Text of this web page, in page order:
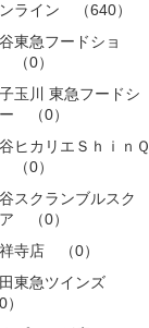
ライン （640）
東急フードショ
（0）
玉川 東急フードシ
（0）
ヒカリエＳｈｉｎＱ
（0）
スクランブルスク
（0）
寺店 （0）
東急ツインズ
）